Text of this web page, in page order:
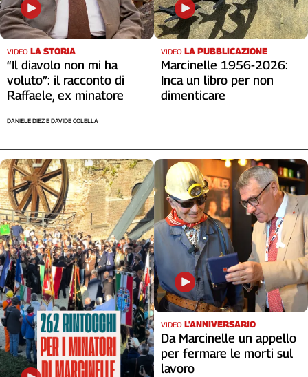
VIDEO LA STORIA
“Il diavolo non mi ha
voluto”: il racconto di
Raffaele, ex minatore
DANIELE DIEZ E DAVIDE COLELLA
VIDEO LA PUBBLICAZIONE
Marcinelle 1956-2026:
Inca un libro per non
dimenticare
VIDEO L'ANNIVERSARIO
Da Marcinelle un appello
per fermare le morti sul
lavoro